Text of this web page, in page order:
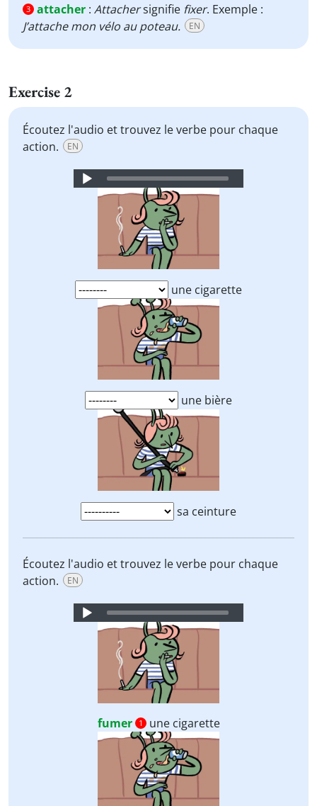
3 attacher : Attachersignifie fixer. Exemple :
J’attache mon vélo au poteau.
EN
Exercise 2
Écoutez l'audio et trouvez le verbe pour chaque
action.
EN
Audio
Player
une cigarette
une bière
sa ceinture
Écoutez l'audio et trouvez le verbe pour chaque
action.
EN
Audio
Player
fumer 1 une cigarette